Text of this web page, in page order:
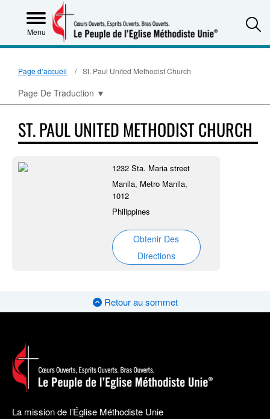
Menu
Page d’accueil St. Paul United Methodist Church
Page De Traduction ▼
ST. PAUL UNITED METHODIST CHURCH
1232 Sta. Maria street
Manila, Metro Manila,
1012
Philippines
Obtenir Des
Directions
Retour au sommet
La mission de l’Église Méthodiste Unie